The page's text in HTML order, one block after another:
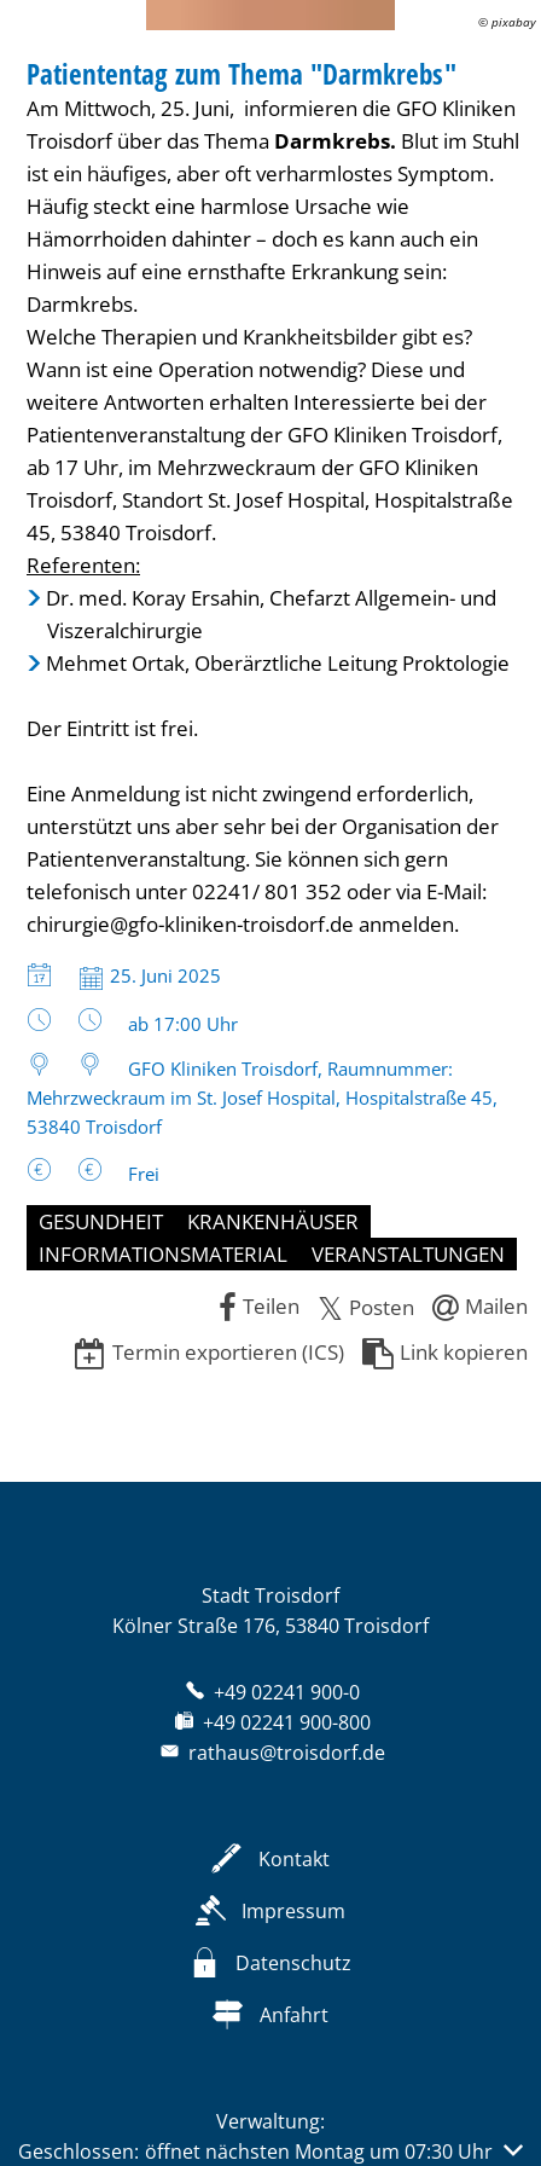
© pixabay
KATEGORIE: VORTRAG
Patiententag zum Thema "Darmkrebs"
Am Mittwoch, 25. Juni, informieren die GFO Kliniken
Troisdorf über das Thema Darmkrebs. Blut im Stuhl
ist ein häufiges, aber oft verharmlostes Symptom.
Häufig steckt eine harmlose Ursache wie
Hämorrhoiden dahinter – doch es kann auch ein
Hinweis auf eine ernsthafte Erkrankung sein:
Darmkrebs.
Welche Therapien und Krankheitsbilder gibt es?
Wann ist eine Operation notwendig? Diese und
weitere Antworten erhalten Interessierte bei der
Patientenveranstaltung der GFO Kliniken Troisdorf,
ab 17 Uhr, im Mehrzweckraum der GFO Kliniken
Troisdorf, Standort St. Josef Hospital, Hospitalstraße
45, 53840 Troisdorf.
Referenten:
Dr. med. Koray Ersahin, Chefarzt Allgemein- und
Viszeralchirurgie
Mehmet Ortak, Oberärztliche Leitung Proktologie
Der Eintritt ist frei.
Eine Anmeldung ist nicht zwingend erforderlich,
unterstützt uns aber sehr bei der Organisation der
Patientenveranstaltung. Sie können sich gern
telefonisch unter 02241/ 801 352 oder via E-Mail:
chirurgie@gfo-kliniken-troisdorf.de anmelden.
Datum:
25. Juni 2025
Uhrzeit:
ab 17:00 Uhr
GFO Kliniken Troisdorf, Raumnummer:
Mehrzweckraum im St. Josef Hospital, Hospitalstraße 45,
53840 Troisdorf
Frei
GESUNDHEIT
KRANKENHÄUSER
INFORMATIONSMATERIAL
VERANSTALTUNGEN
Teilen
Posten
Mailen
Termin exportieren (ICS)
Link kopieren
Stadt Troisdorf
Kölner Straße 176, 53840 Troisdorf
+49 02241 900-0
+49 02241 900-800
rathaus@troisdorf.de
Kontakt
Impressum
Datenschutz
Anfahrt
Verwaltung:
Klicken, um weitere Öffnungs- oder Schließzeiten
Geschlossen: öffnet nächsten Montag um 07:30 Uhr